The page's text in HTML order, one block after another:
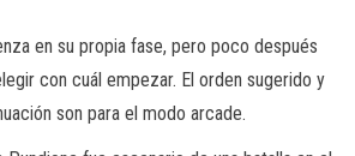
en su propia fase, pero poco después
con cuál empezar. El orden sugerido y
son para el modo arcade.